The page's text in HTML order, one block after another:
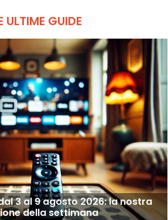
ULTIME GUIDE
3 al 9 agosto 2026: la nostra
della settimana